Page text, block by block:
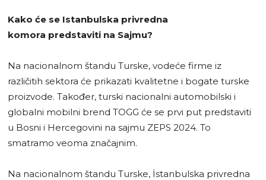
Kako će se Istanbulska privredna
komora predstaviti na Sajmu?
Na nacionalnom štandu Turske, vodeće firme iz
različitih sektora će prikazati kvalitetne i bogate turske
proizvode. Također, turski nacionalni automobilski i
globalni mobilni brend TOGG će se prvi put predstaviti
u Bosni i Hercegovini na sajmu ZEPS 2024. To
smatramo veoma značajnim.
Na nacionalnom štandu Turske, İstanbulska privredna